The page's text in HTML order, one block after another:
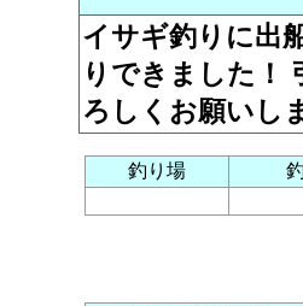
イサギ釣りに出
りできました！
ろしくお願いし
釣り場